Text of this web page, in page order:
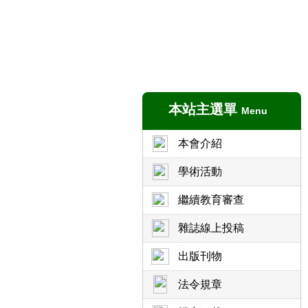
本站主選單 Menu
本會介紹
學術活動
繼續教育審查
雜誌線上投稿
出版刊物
法令規章